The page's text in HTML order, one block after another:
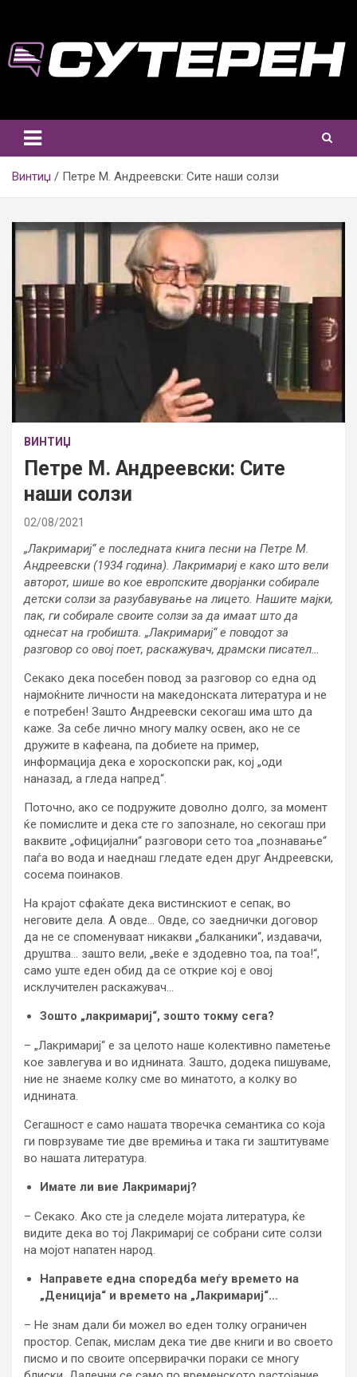
content
Винтиџ Петре М. Андреевски: Сите наши солзи
ВИНТИЏ
Петре М. Андреевски: Сите
наши солзи
02/08/2021
„Лакримариј“ е последната книга песни на Петре М.
Андреевски (1934 година). Лакримариј е како што вели
авторот, шише во кое европските дворјанки собирале
детски солзи за разубавување на лицето. Нашите мајки,
пак, ги собирале своите солзи за да имаат што да
однесат на гробишта. „Лакримариј“ е поводот за
разговор со овој поет, раскажувач, драмски писател…
Секако дека посебен повод за разговор со една од
најмоќните личности на македонската литература и не
е потребен! Зашто Андреевски секогаш има што да
каже. За себе лично многу малку освен, ако не се
дружите в кафеана, па добиете на пример,
информација дека е хороскопски рак, кој „оди
наназад, а гледа напред“.
Поточно, ако се подружите доволно долго, за момент
ќе помислите и дека сте го запознале, но секогаш при
ваквите „официјални“ разговори сето тоа „познавање“
паѓа во вода и наеднаш гледате еден друг Андреевски,
сосема поинаков.
На крајот сфаќате дека вистинскиот е сепак, во
неговите дела. А овде… Овде, со заеднички договор
да не се споменуваат никакви „балканики“, издавачи,
друштва… зашто вели, „веќе е здодевно тоа, па тоа!“,
само уште еден обид да се открие кој е овој
исклучителен раскажувач…
Зошто „лакримариј“, зошто токму сега?
– „Лакримариј“ е за целото наше колективно паметење
кое завлегува и во иднината. Зашто, додека пишуваме,
ние не знаеме колку сме во минатото, а колку во
иднината.
Сегашност е само нашата творечка семантика со која
ги поврзуваме тие две времиња и така ги заштитуваме
во нашата литература.
Имате ли вие Лакримариј?
– Секако. Ако сте ја следеле мојата литература, ќе
видите дека во тој Лакримариј се собрани сите солзи
на мојот напатен народ.
Направете една споредба меѓу времето на
„Дениција“ и времето на „Лакримариј“…
– Не знам дали би можел во еден толку ограничен
простор. Сепак, мислам дека тие две книги и во своето
писмо и по своите опсервирачки пораки се многу